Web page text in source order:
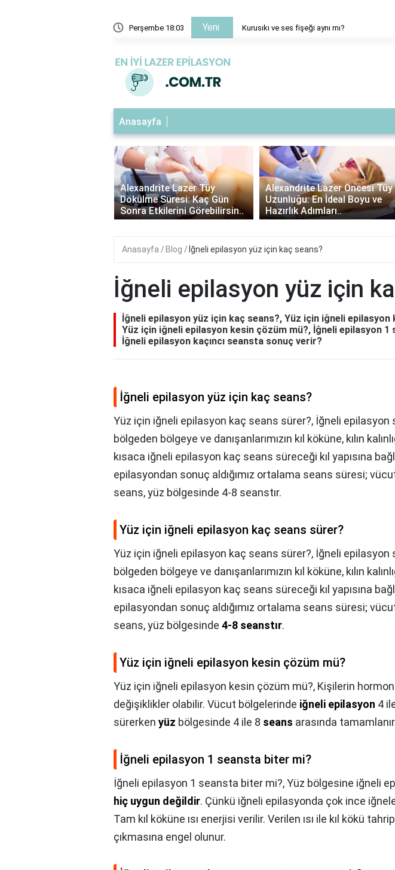
Perşembe 18:03 Yeni Kurusıkı ve ses fişeği aynı mı?
Anasayfa
Alexandrite Lazer Öncesi Tüy
Uzunluğu: En İdeal Boyu ve
Hazırlık Adımları..
Lazer Sonrası Dökülmeyen
Tüyler: Temizleme İpuçları ve
Etkili Bakım Stratej..
‹
Anasayfa Blog İğneli epilasyon yüz için kaç seans?
İğneli epilasyon yüz için
İğneli epilasyon yüz için kaç seans?, Yüz için iğneli
Yüz için iğneli epilasyon kesin çözüm mü?, İğneli epilasyon
İğneli epilasyon kaçıncı seansta sonuç verir?
İğneli epilasyon yüz için kaç seans?
Yüz için iğneli epilasyon kaç seans sürer?, İğneli epilasyon
bölgeden bölgeye ve danışanlarımızın kıl köküne, kılın
kısaca iğneli epilasyon kaç seans süreceği kıl yapısına
epilasyondan sonuç aldığımız ortalama seans süresi;
seans, yüz bölgesinde 4-8 seanstır.
Yüz için iğneli epilasyon kaç seans sürer?
Yüz için iğneli epilasyon kaç seans sürer?, İğneli epilasyon
bölgeden bölgeye ve danışanlarımızın kıl köküne, kılın
kısaca iğneli epilasyon kaç seans süreceği kıl yapısına
epilasyondan sonuç aldığımız ortalama seans süresi;
seans, yüz bölgesinde 4-8 seanstır.
Yüz için iğneli epilasyon kesin çözüm mü?
Yüz için iğneli epilasyon kesin çözüm mü?, Kişilerin
değişiklikler olabilir. Vücut bölgelerinde iğneli epilasyon 4
sürerken yüz bölgesinde 4 ile 8 seans arasında
İğneli epilasyon 1 seansta biter mi?
İğneli epilasyon 1 seansta biter mi?,Yüz bölgesine iğneli
hiç uygun değildir. Çünkü iğneli epilasyonda çok ince
Tam kıl köküne ısı enerjisi verilir. Verilen ısı ile kıl kökü
çıkmasına engel olunur.